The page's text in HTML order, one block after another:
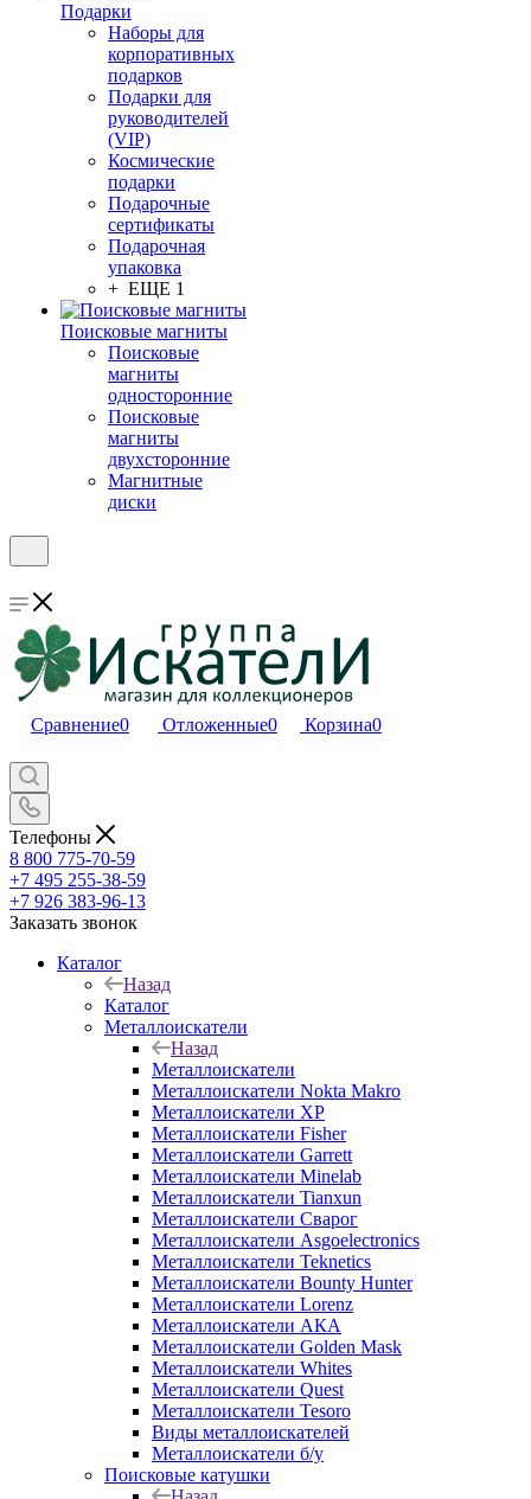
Подарки
Наборы для
корпоративных
подарков
Подарки для
руководителей
(VIP)
Космические
подарки
Подарочные
сертификаты
Подарочная
упаковка
+ ЕЩЕ 1
Поисковые магниты
Поисковые
магниты
односторонние
Поисковые
магниты
двухсторонние
Магнитные
диски
Сравнение0 Отложенные0 Корзина0
Телефоны
8 800 775-70-59
+7 495 255-38-59
+7 926 383-96-13
Заказать звонок
Каталог
Назад
Каталог
Металлоискатели
Назад
Металлоискатели
Металлоискатели Nokta Makro
Металлоискатели XP
Металлоискатели Fisher
Металлоискатели Garrett
Металлоискатели Minelab
Металлоискатели Tianxun
Металлоискатели Сварог
Металлоискатели Asgoelectronics
Металлоискатели Teknetics
Металлоискатели Bounty Hunter
Металлоискатели Lorenz
Металлоискатели АКА
Металлоискатели Golden Mask
Металлоискатели Whites
Металлоискатели Quest
Металлоискатели Tesoro
Виды металлоискателей
Металлоискатели б/у
Поисковые катушки